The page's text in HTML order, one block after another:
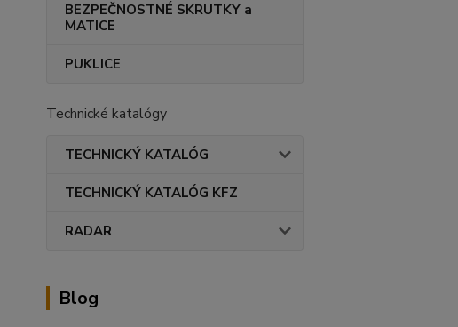
BEZPEČNOSTNÉ SKRUTKY a
MATICE
PUKLICE
Technické katalógy
TECHNICKÝ KATALÓG
TECHNICKÝ KATALÓG KFZ
RADAR
Blog